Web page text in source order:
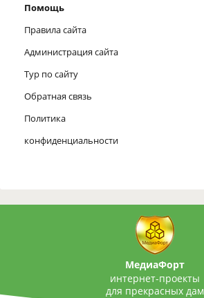
Помощь
Правила сайта
Администрация сайта
Тур по сайту
Обратная связь
Политика
конфиденциальности
МедиаФорт
интернет-проекты
для прекрасных дам